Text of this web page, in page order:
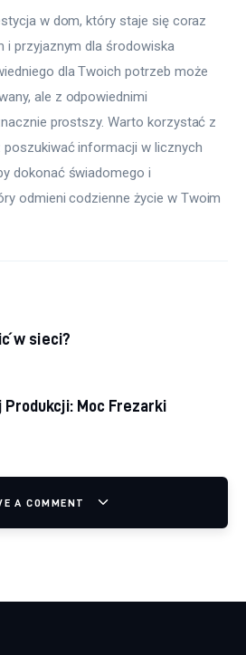
w dom, który staje się coraz
i przyjaznym dla środowiska
dla Twoich potrzeb może
ale z odpowiednimi
prostszy. Warto korzystać z
informacji w licznych
dokonać świadomego i
odmieni codzienne życie w Twoim
w sieci?
Moc Frezarki
A COMMENT